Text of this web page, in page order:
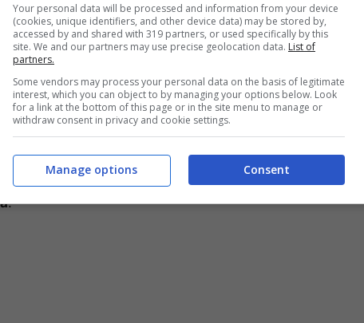
preoccupa i tifosi
quest’oggi con l’esclusione di Boulaye
tifosi. Nel corso del tardo pomeriggio sono stato
il nome del centravanti che rappresentava,
dell’undici titolare di Paulo Sousa. Quella che
Torino del tecnico portoghese, che ha
:
Your personal data will be processed and information from your device
(cookies, unique identifiers, and other device data) may be stored by,
accessed by and shared with 319 partners, or used specifically by this
site. We and our partners may use precise geolocation data. List of
partners.
Some vendors may process your personal data on the basis of legitimate
interest, which you can object to by managing your options below. Look
for a link at the bottom of this page or in the site menu to manage or
withdraw consent in privacy and cookie settings.
Consent
Manage options